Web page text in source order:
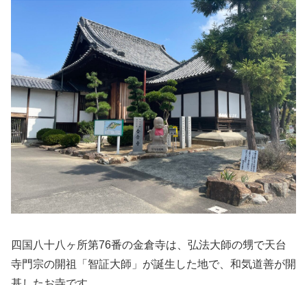
四国八十八ヶ所第76番の金倉寺は、弘法大師の甥で天台
寺門宗の開祖「智証大師」が誕生した地で、和気道善が開